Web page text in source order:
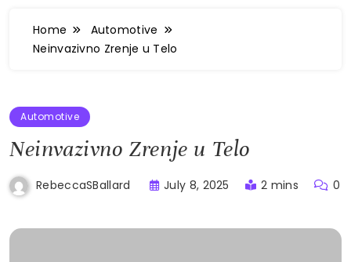
Home
Automotive
Neinvazivno Zrenje u Telo
Automotive
Neinvazivno Zrenje u Telo
RebeccaSBallard July 8, 2025 2 mins 0